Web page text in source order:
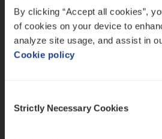
By clicking “Accept all cookies”,
of cookies on your device to
analyze site usage, and assist in
Cookie policy
Selection
Strictly Necessary Cookies
Dos­sier­be­heer­der
Pro­fit en Public
Insurance Operations
Antwerpen